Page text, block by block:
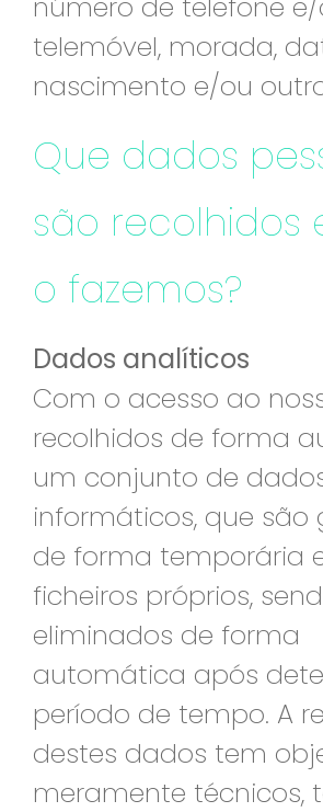
telemóvel, morada,
nascimento e/ou
Que dados
são recolhidos
o fazemos?
Dados analíticos
Com o acesso ao
recolhidos de forma
um conjunto de
informáticos, que são
de forma temporária
ficheiros próprios,
eliminados de forma
automática após
período de tempo. A
destes dados tem
meramente técnicos,